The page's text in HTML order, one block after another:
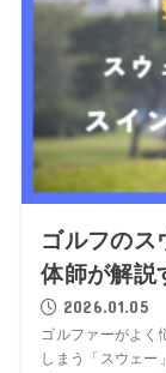
ゴルフのス
体師が解説
2026.01.05
ゴルファーがよく
しまう「スウェー